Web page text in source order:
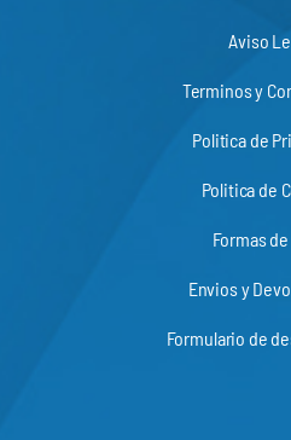
Aviso
Terminos y
Politica de
Politica de
Formas
Envios y
Formulario de